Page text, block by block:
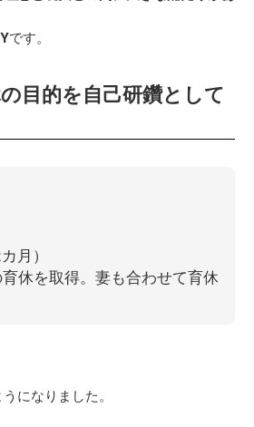
です。
目的を自己研鑽として
月）
休を取得。妻も合わせて育休
になりました。